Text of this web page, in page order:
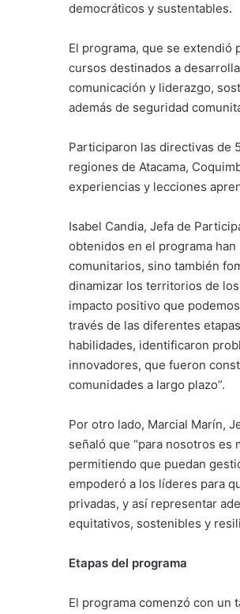
democráticos y sustentables.
El programa, que se
cursos destinados a
comunicación y liderazgo,
además de seguridad
Participaron las directivas de
regiones de Atacama,
experiencias y lecciones
Isabel Candia, Jefa de
obtenidos en el programa
comunitarios, sino también
dinamizar los territorios de
impacto positivo que
través de las diferentes
habilidades, identificaron
innovadores, que fueron
comunidades a largo plazo”.
Por otro lado, Marcial Marín,
señaló que “para nosotros
permitiendo que puedan
empoderó a los líderes para
privadas, y así representar
equitativos, sostenibles y
Etapas del programa
El programa comenzó con un